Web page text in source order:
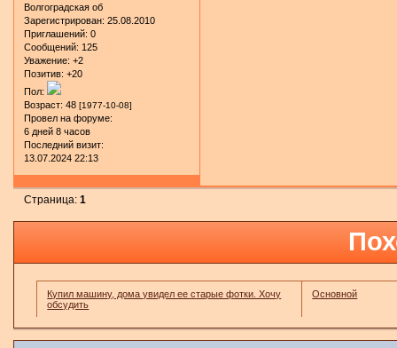
Волгоградская об
Зарегистрирован: 25.08.2010
Приглашений: 0
Сообщений: 125
Уважение: +2
Позитив: +20
Пол:
Возраст: 48 [1977-10-08]
Провел на форуме:
6 дней 8 часов
Последний визит:
13.07.2024 22:13
Страница:1
Купил машину, дома увидел ее старые фотки. Хочу
обсудить
Основной